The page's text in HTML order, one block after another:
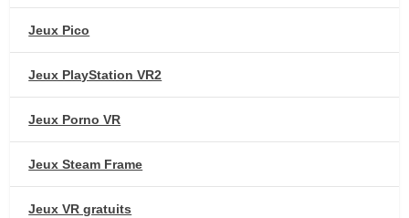
Jeux Pico
Jeux PlayStation VR2
Jeux Porno VR
Jeux Steam Frame
Jeux VR gratuits